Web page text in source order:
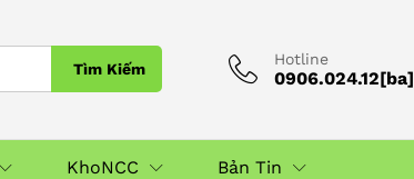
Tìm Kiếm
Hotline
0906.024.12[ba]
KhoNCC Bản Tin